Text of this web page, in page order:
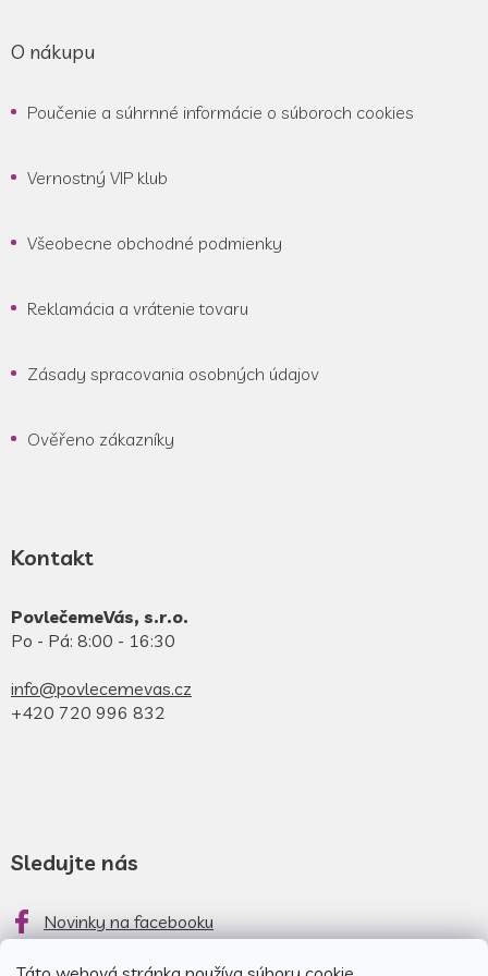
O nákupu
Poučenie a súhrnné informácie o súboroch cookies
Vernostný VIP klub
Všeobecne obchodné podmienky
Reklamácia a vrátenie tovaru
Zásady spracovania osobných údajov
Ověřeno zákazníky
Kontakt
PovlečemeVás, s.r.o.
Po - Pá: 8:00 - 16:30
info@povlecemevas.cz
+420 720 996 832
Sledujte nás
Novinky na facebooku
Novinky na instagrame